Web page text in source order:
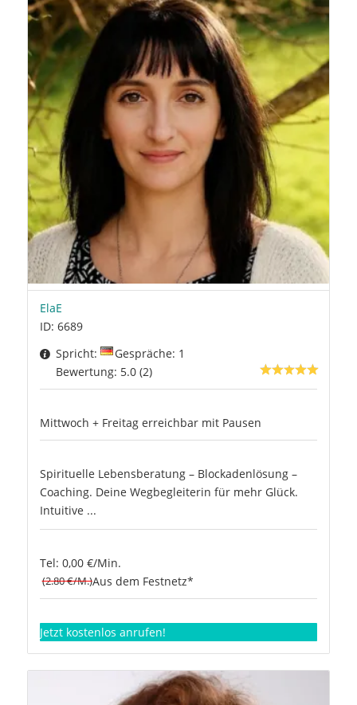
ElaE
ID: 6689
Spricht:
Gespräche: 1
Bewertung: 5.0 (2)
Mittwoch + Freitag erreichbar mit Pausen
Spirituelle Lebensberatung – Blockadenlösung –
Coaching. Deine Wegbegleiterin für mehr Glück.
Intuitive ...
Tel: 0,00 €/Min.
(2.80 €/M.)Aus dem Festnetz*
Jetzt kostenlos anrufen!